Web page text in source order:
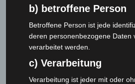
b) betroffene Person
Betroffene Person ist jede
deren personenbezogene Daten
verarbeitet werden.
c) Verarbeitung
Verarbeitung ist jeder mit oder